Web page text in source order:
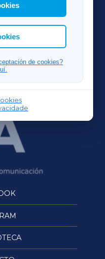
a elección das
de cookies?